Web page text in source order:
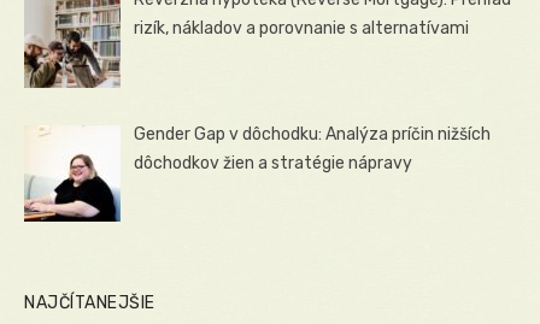
rizík, nákladov a porovnanie s alternatívami
Gender Gap v dôchodku: Analýza príčin nižších
dôchodkov žien a stratégie nápravy
NAJČÍTANEJŠIE